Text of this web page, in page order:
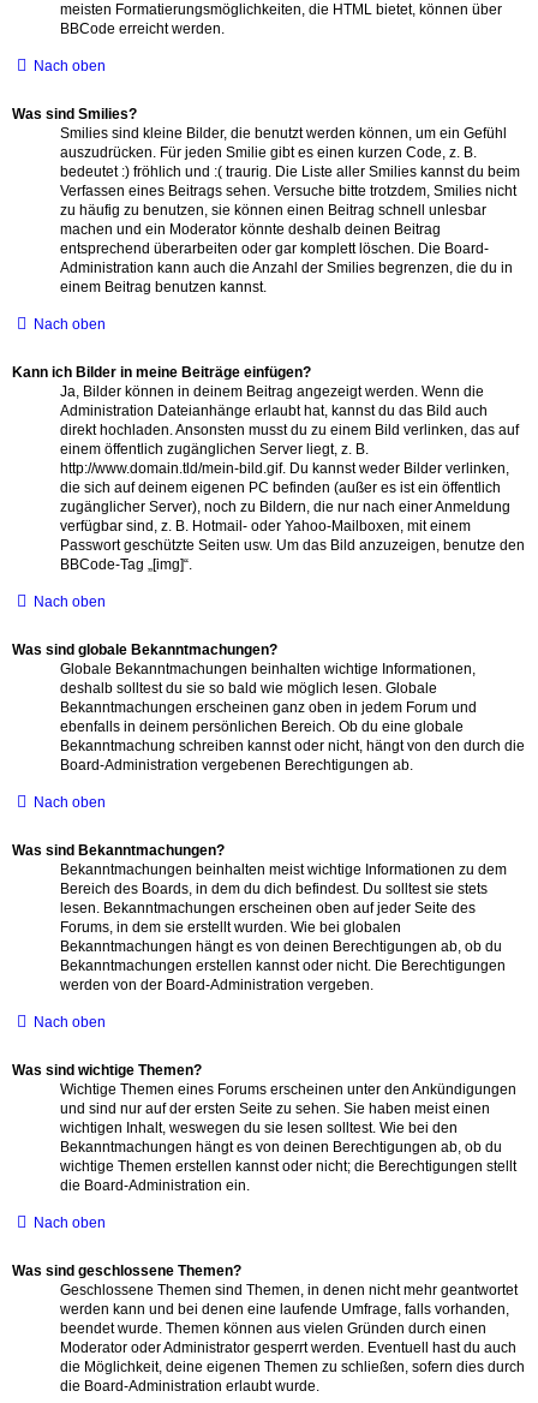
meisten Formatierungsmöglichkeiten, die HTML bietet, können über
BBCode erreicht werden.
Nach oben
Was sind Smilies?
Smilies sind kleine Bilder, die benutzt werden können, um ein Gefühl
auszudrücken. Für jeden Smilie gibt es einen kurzen Code, z. B.
bedeutet :) fröhlich und :( traurig. Die Liste aller Smilies kannst du beim
Verfassen eines Beitrags sehen. Versuche bitte trotzdem, Smilies nicht
zu häufig zu benutzen, sie können einen Beitrag schnell unlesbar
machen und ein Moderator könnte deshalb deinen Beitrag
entsprechend überarbeiten oder gar komplett löschen. Die Board-
Administration kann auch die Anzahl der Smilies begrenzen, die du in
einem Beitrag benutzen kannst.
Nach oben
Kann ich Bilder in meine Beiträge einfügen?
Ja, Bilder können in deinem Beitrag angezeigt werden. Wenn die
Administration Dateianhänge erlaubt hat, kannst du das Bild auch
direkt hochladen. Ansonsten musst du zu einem Bild verlinken, das auf
einem öffentlich zugänglichen Server liegt, z. B.
http://www.domain.tld/mein-bild.gif. Du kannst weder Bilder verlinken,
die sich auf deinem eigenen PC befinden (außer es ist ein öffentlich
zugänglicher Server), noch zu Bildern, die nur nach einer Anmeldung
verfügbar sind, z. B. Hotmail- oder Yahoo-Mailboxen, mit einem
Passwort geschützte Seiten usw. Um das Bild anzuzeigen, benutze den
BBCode-Tag „[img]“.
Nach oben
Was sind globale Bekanntmachungen?
Globale Bekanntmachungen beinhalten wichtige Informationen,
deshalb solltest du sie so bald wie möglich lesen. Globale
Bekanntmachungen erscheinen ganz oben in jedem Forum und
ebenfalls in deinem persönlichen Bereich. Ob du eine globale
Bekanntmachung schreiben kannst oder nicht, hängt von den durch die
Board-Administration vergebenen Berechtigungen ab.
Nach oben
Was sind Bekanntmachungen?
Bekanntmachungen beinhalten meist wichtige Informationen zu dem
Bereich des Boards, in dem du dich befindest. Du solltest sie stets
lesen. Bekanntmachungen erscheinen oben auf jeder Seite des
Forums, in dem sie erstellt wurden. Wie bei globalen
Bekanntmachungen hängt es von deinen Berechtigungen ab, ob du
Bekanntmachungen erstellen kannst oder nicht. Die Berechtigungen
werden von der Board-Administration vergeben.
Nach oben
Was sind wichtige Themen?
Wichtige Themen eines Forums erscheinen unter den Ankündigungen
und sind nur auf der ersten Seite zu sehen. Sie haben meist einen
wichtigen Inhalt, weswegen du sie lesen solltest. Wie bei den
Bekanntmachungen hängt es von deinen Berechtigungen ab, ob du
wichtige Themen erstellen kannst oder nicht; die Berechtigungen stellt
die Board-Administration ein.
Nach oben
Was sind geschlossene Themen?
Geschlossene Themen sind Themen, in denen nicht mehr geantwortet
werden kann und bei denen eine laufende Umfrage, falls vorhanden,
beendet wurde. Themen können aus vielen Gründen durch einen
Moderator oder Administrator gesperrt werden. Eventuell hast du auch
die Möglichkeit, deine eigenen Themen zu schließen, sofern dies durch
die Board-Administration erlaubt wurde.